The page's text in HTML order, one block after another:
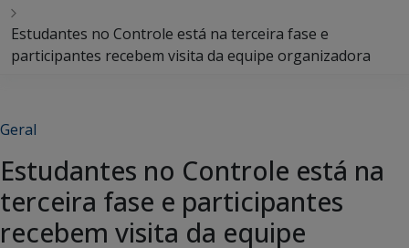
Estudantes no Controle está na terceira fase e
participantes recebem visita da equipe organizadora
Geral
Estudantes no Controle está na
terceira fase e participantes
recebem visita da equipe